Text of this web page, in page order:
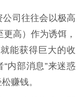
司往往会以极高
高）作为诱饵，
能获得巨大的收
内部消息”来迷惑
赚钱。